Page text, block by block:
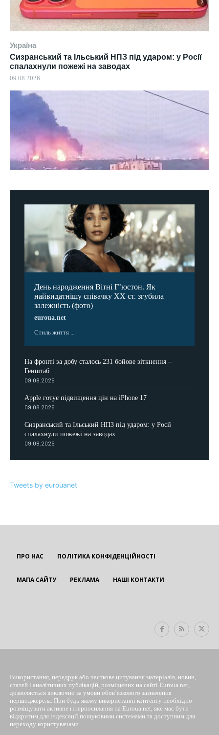
Україна
Сизранський та Ільський НПЗ під ударом: у Росії
спалахнули пожежі на заводах
09.08.2026
День народження Вітні Гʼюстон. Як
найвидатнішу співачку ХХ ст. згубила
залежність (фото)
euroua.net
Стиль життя ...
На фронті за добу сталось 231 бойове зіткнення –
Генштаб
09.08.2026
Apple готує підвищення цін на iPhone 17
09.08.2026
Сизранський та Ільський НПЗ під ударом: у Росії
спалахнули пожежі на заводах
09.08.2026
Tweets by eurouanet
ПРО НАС ПОЛІТИКА КОНФІДЕНЦІЙНОСТІ
МАПА САЙТУ РЕКЛАМА НАШІ КОНТАКТИ
Використання, передрук або часткове цитування матеріалів, новин,
статей і аналітичних публікацій, розміщених на сайті Euroua.net,
дозволяється виключно за умови обов’язкового зазначення
першоджерела. При будь-якому використанні контенту необхідно
розміщувати активне гіперпосилання на Euroua.net, яке має бути
відкритим для індексації пошуковими системами та доступним для
переходу користувачами.